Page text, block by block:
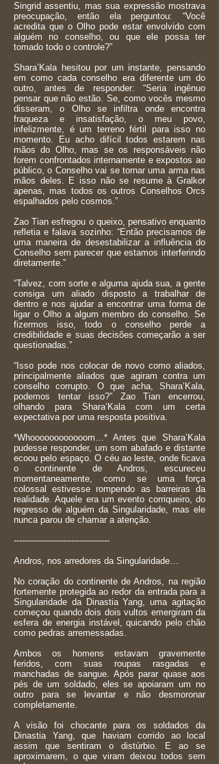
Singrid assentiu, mas sua expressão mostrava
preocupação, então ela perguntou: “Você
acredita que o Olho pode estar envolvido com
alguém no conselho, ou que ele possa ter
tomado todo o controle?”
Shara’Kala hesitou por um instante, pensando
em como cada conselho era diferente um do
outro, antes de responder: “Seria ingênuo
pensar que não estão. Se, como vocês mesmo
disseram, o Olho se infiltra onde encontra
fraqueza e insatisfação, o meu povo,
infelizmente, é um terreno fértil para isso no
momento. Eu acho difícil todos estarem nas
mãos do Olho, mas se os responsáveis não
forem confrontados internamente e expostos ao
público, o Conselho vai se tornar uma arma nas
mãos deles. E isso não se resume à Gralkor
apenas, mas todos os outros Conselhos Orcs
espalhados pelo cosmos.”
Zao Tian esfregou o queixo, pensativo enquanto
refletia e falava sozinho: “Então precisamos de
uma maneira de desestabilizar a influência do
Conselho sem parecer que estamos interferindo
diretamente.”
“Talvez, com sorte e alguma ajuda sua, a gente
consiga um aliado disposto a trabalhar de
dentro e nos ajudar a encontrar uma forma de
ligar o Olho a algum membro do conselho. Se
fizermos isso, todo o conselho perde a
credibilidade e suas decisões começarão a ser
questionadas.”
“Isso pode nos colocar de novo como aliados,
principalmente aliados que agiram contra um
conselho corrupto. O que acha, Shara’Kala,
podemos tentar isso?” Zao Tian encerrou,
olhando para Shara’Kala com um certa
expectativa por uma resposta positiva.
*Whoooooooooooom…* Antes que Shara’Kala
pudesse responder, um som abafado e distante
ecoou pelo espaço. O céu ao leste, onde ficava
o continente de Andros, escureceu
momentaneamente, como se uma força
colossal estivesse rompendo as barreiras da
realidade. Aquele era um evento corriqueiro, do
regresso de alguém da Singularidade, mas ele
nunca parou de chamar a atenção.
-----------------------------------
Andros, nos arredores da Singularidade…
No coração do continente de Andros, na região
fortemente protegida ao redor da entrada para a
Singularidade da Dinastia Yang, uma agitação
começou quando dois dois vultos emergiram da
esfera de energia instável, quicando pelo chão
como pedras arremessadas.
Ambos os homens estavam gravemente
feridos, com suas roupas rasgadas e
manchadas de sangue. Após parar quase aos
pés de um soldado, eles se apoiaram um no
outro para se levantar e não desmoronar
completamente.
A visão foi chocante para os soldados da
Dinastia Yang, que haviam corrido ao local
assim que sentiram o distúrbio. E ao se
aproximarem, o que viram deixou todos sem